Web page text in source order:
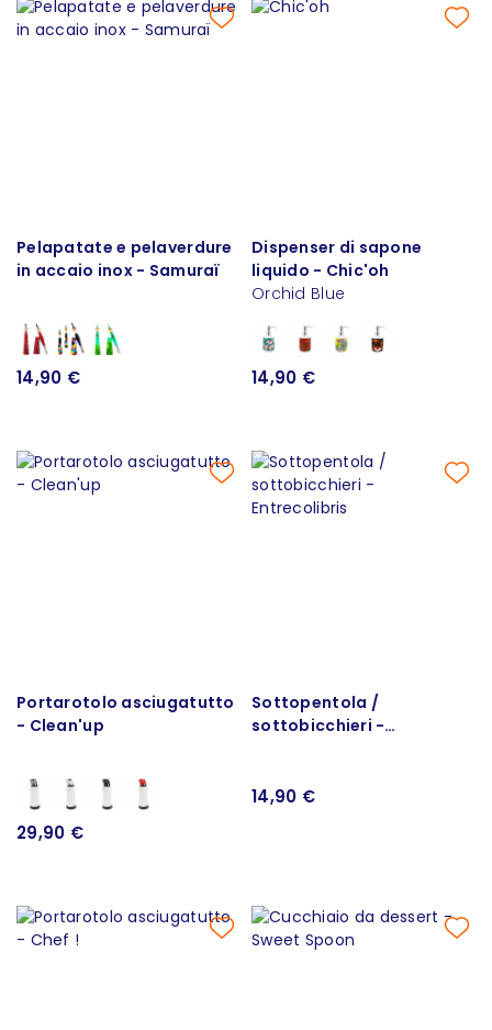
Pelapatate e pelaverdure
in accaio inox - Samuraï
14,90 €
Dispenser di sapone
liquido - Chic'oh
Orchid Blue
14,90 €
Portarotolo asciugatutto
- Clean'up
29,90 €
Sottopentola /
sottobicchieri -
14,90 €